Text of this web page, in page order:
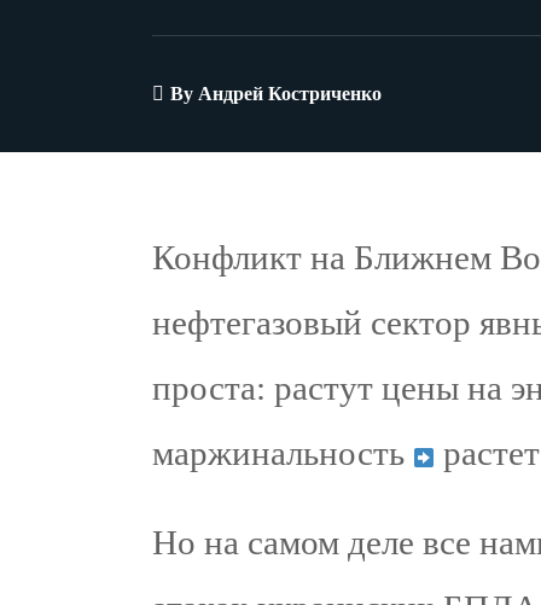
By Андрей Костриченко
Конфликт на Ближнем
нефтегазовый сектор
проста: растут цены на
маржинальность
Но на самом деле все